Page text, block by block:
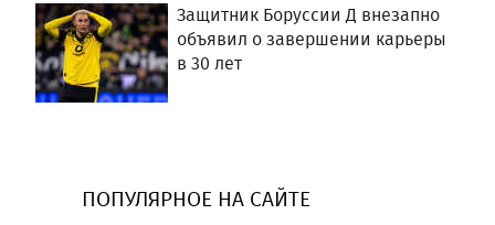
Защитник Боруссии Д внезапно
объявил о завершении карьеры
в 30 лет
ПОПУЛЯРНОЕ НА САЙТЕ